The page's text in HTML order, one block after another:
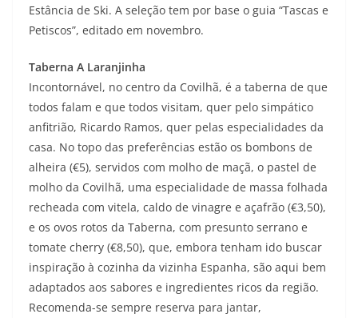
Estância de Ski. A seleção tem por base o guia “Tascas e
Petiscos”, editado em novembro.
Taberna A Laranjinha
Incontornável, no centro da Covilhã, é a taberna de que
todos falam e que todos visitam, quer pelo simpático
anfitrião, Ricardo Ramos, quer pelas especialidades da
casa. No topo das preferências estão os bombons de
alheira (€5), servidos com molho de maçã, o pastel de
molho da Covilhã, uma especialidade de massa folhada
recheada com vitela, caldo de vinagre e açafrão (€3,50),
e os ovos rotos da Taberna, com presunto serrano e
tomate cherry (€8,50), que, embora tenham ido buscar
inspiração à cozinha da vizinha Espanha, são aqui bem
adaptados aos sabores e ingredientes ricos da região.
Recomenda-se sempre reserva para jantar,